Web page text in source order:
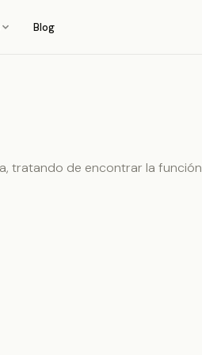
Blog
tratando de encontrar la función